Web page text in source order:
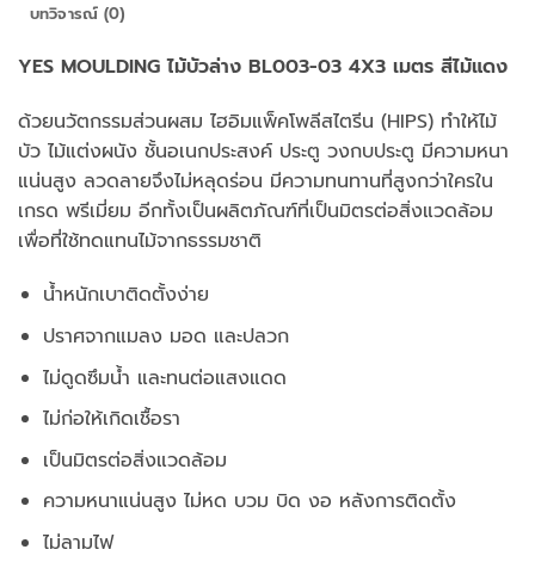
บทวิจารณ์ (0)
YES MOULDING ไม้บัวล่าง BL003-03 4X3 เมตร สีไม้แดง
ด้วยนวัตกรรมส่วนผสม ไฮอิมแพ็คโพลีสไตรีน (HIPS) ทำให้ไม้
บัว ไม้แต่งผนัง ชั้นอเนกประสงค์ ประตู วงกบประตู มีความหนา
แน่นสูง ลวดลายจึงไม่หลุดร่อน มีความทนทานที่สูงกว่าใครใน
เกรด พรีเมี่ยม อีกทั้งเป็นผลิตภัณฑ์ที่เป็นมิตรต่อสิ่งแวดล้อม
เพื่อที่ใช้ทดแทนไม้จากธรรมชาติ
น้ำหนักเบาติดตั้งง่าย
ปราศจากแมลง มอด และปลวก
ไม่ดูดซึมน้ำ และทนต่อแสงแดด
ไม่ก่อให้เกิดเชื้อรา
เป็นมิตรต่อสิ่งแวดล้อม
ความหนาแน่นสูง ไม่หด บวม บิด งอ หลังการติดตั้ง
ไม่ลามไฟ